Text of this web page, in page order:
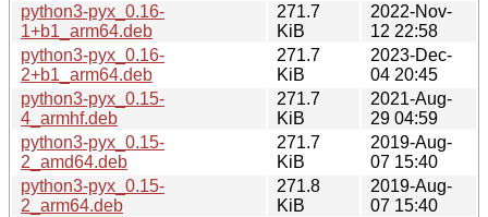
python3-pyx_0.16-
1+b1_arm64.deb
271.7
KiB
2022-Nov-
12 22:58
python3-pyx_0.16-
2+b1_arm64.deb
271.7
KiB
2023-Dec-
04 20:45
python3-pyx_0.15-
4_armhf.deb
271.7
KiB
2021-Aug-
29 04:59
python3-pyx_0.15-
2_amd64.deb
271.7
KiB
2019-Aug-
07 15:40
python3-pyx_0.15-
2_arm64.deb
271.8
KiB
2019-Aug-
07 15:40